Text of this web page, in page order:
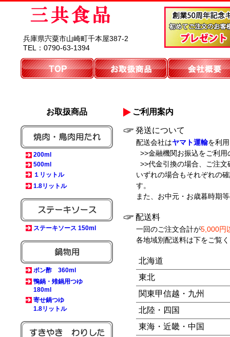
兵庫県宍粟市山崎町千本屋387-2
TEL：0790-63-1394
ご利用案内
発送について
配送会社はヤマト運輸を利
>>金融機関お振込をご利
>>代金引換の場合、ご注
いずれの場合もそれぞれの
す。
また、お中元・お歳暮時期
配送料
一回のご注文合計が5,000円
各地域別配送料は下をご覧
北海道
東北
関東甲信越・九州
北陸・四国
東海・近畿・中国
お取扱商品
200ml
500ml
１リットル
1.8リットル
ステーキソース 150ml
ポン酢 360ml
鴨鍋・雉鍋用つゆ
180ml
寄せ鍋つゆ
1.8リットル